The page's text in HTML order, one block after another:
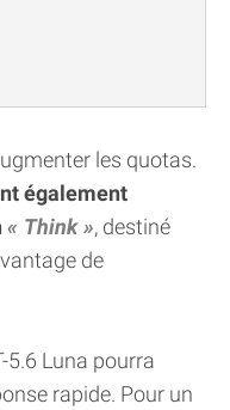
les quotas.
également
Think
, destiné
de
5.6 Luna pourra
rapide. Pour un